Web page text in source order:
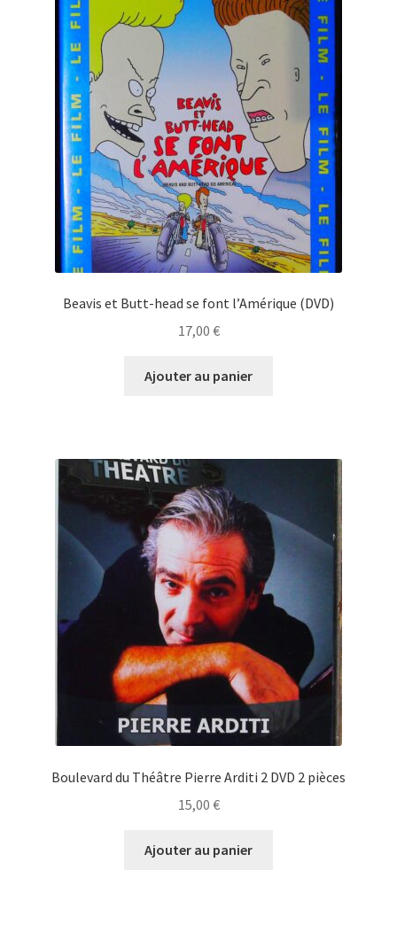
Beavis et Butt-head se font l’Amérique (DVD)
17,00 €
Ajouter au panier
Boulevard du Théâtre Pierre Arditi 2 DVD 2 pièces
15,00 €
Ajouter au panier